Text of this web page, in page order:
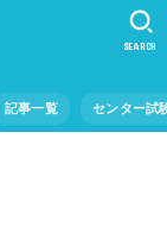
記事一覧 センター試
SEARCH